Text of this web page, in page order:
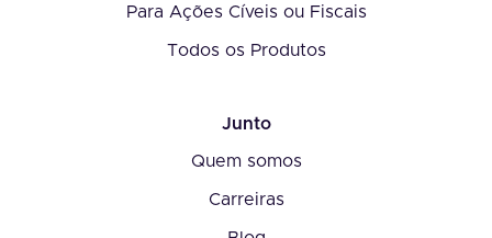
Para Ações Cíveis ou Fiscais
Todos os Produtos
Junto
Quem somos
Carreiras